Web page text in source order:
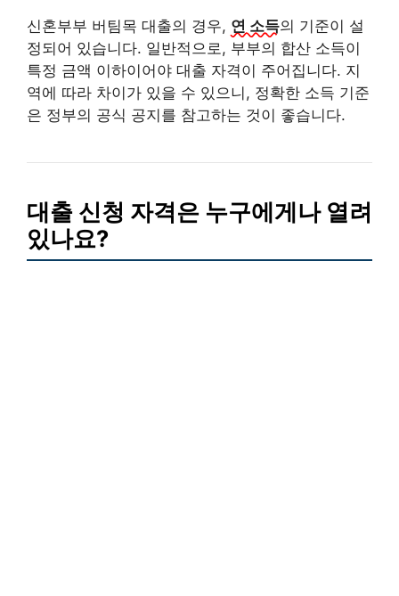
신혼부부 버팀목 대출의 경우, 연 소득의 기준이 설
정되어 있습니다. 일반적으로, 부부의 합산 소득이
특정 금액 이하이어야 대출 자격이 주어집니다. 지
역에 따라 차이가 있을 수 있으니, 정확한 소득 기준
은 정부의 공식 공지를 참고하는 것이 좋습니다.
대출 신청 자격은 누구에게나 열려
있나요?